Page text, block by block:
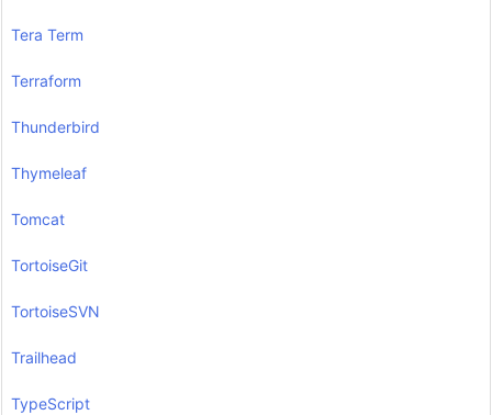
Tera Term
Terraform
Thunderbird
Thymeleaf
Tomcat
TortoiseGit
TortoiseSVN
Trailhead
TypeScript